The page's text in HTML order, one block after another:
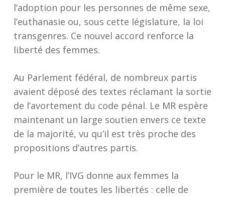
l’adoption pour les personnes de même sexe,
l’euthanasie ou, sous cette législature, la loi
transgenres. Ce nouvel accord renforce la
liberté des femmes.
Au Parlement fédéral, de nombreux partis
avaient déposé des textes réclamant la sortie
de l’avortement du code pénal. Le MR espère
maintenant un large soutien envers ce texte
de la majorité, vu qu’il est très proche des
propositions d’autres partis.
Pour le MR, l’IVG donne aux femmes la
première de toutes les libertés : celle de